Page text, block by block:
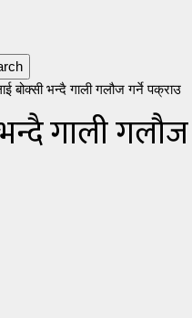
बोक्सी भन्दै गाली गलौज गर्ने पक्राउ
गाली गलौज